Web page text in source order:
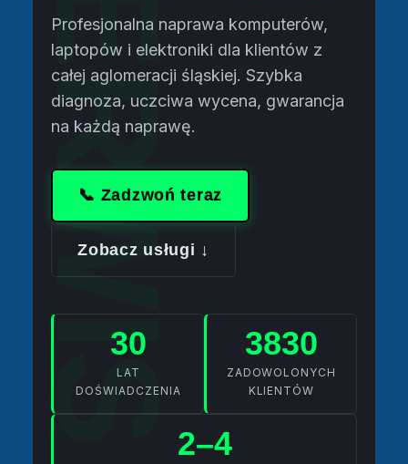
Profesjonalna naprawa komputerów,
laptopów i elektroniki dla klientów z
całej aglomeracji śląskiej. Szybka
diagnoza, uczciwa wycena, gwarancja
na każdą naprawę.
📞 Zadzwoń teraz
Zobacz usługi ↓
30
LAT
DOŚWIADCZENIA
3830
ZADOWOLONYCH
KLIENTÓW
2–4